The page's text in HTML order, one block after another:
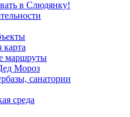
в Слюдянку!
карта
маршруты
Мороз
санатории
среда